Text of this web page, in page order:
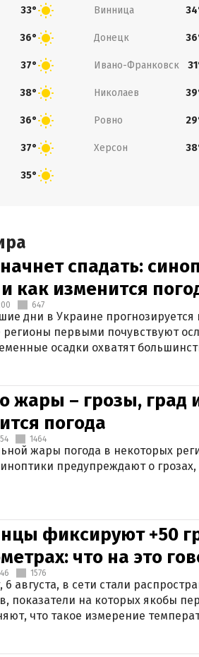
33° Винница
36° Донецк
37° Ивано-Франковск
38° Николаев
36° Ровно
37° Херсон
35°
спадать:
как изменится
647
дни в Украине прогнозируется
первыми почувствуют
осадки охватят
жары – грозы, град
погода
1464
жары погода в некоторых
предупреждают о
фиксируют +50
что на это
1576
6 августа, в сети стали
показатели на которых якобы
что такое измерение